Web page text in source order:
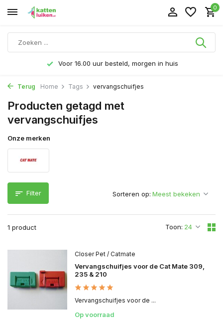
0
Voor 16.00 uur besteld, morgen in huis
Terug Home Tags vervangschuifjes
Producten getagd met
vervangschuifjes
Onze merken
Filter
1 product Toon:
Sorteren op:
Closer Pet / Catmate
Vervangschuifjes voor de Cat Mate 309,
235 & 210
Vervangschuifjes voor de ...
Op voorraad